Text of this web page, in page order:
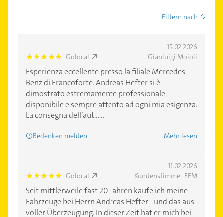
Filtern nach
15.02.2026
5.0 Golocal Gianluigi Moioli
Esperienza eccellente presso la filiale Mercedes-
Benz di Francoforte. Andreas Hefter si è
dimostrato estremamente professionale,
disponibile e sempre attento ad ogni mia esigenza.
La consegna dell’aut......
Bedenken melden Mehr lesen
11.02.2026
5.0 Golocal Kundenstimme_FFM
Seit mittlerweile fast 20 Jahren kaufe ich meine
Fahrzeuge bei Herrn Andreas Hefter - und das aus
voller Überzeugung. In dieser Zeit hat er mich bei